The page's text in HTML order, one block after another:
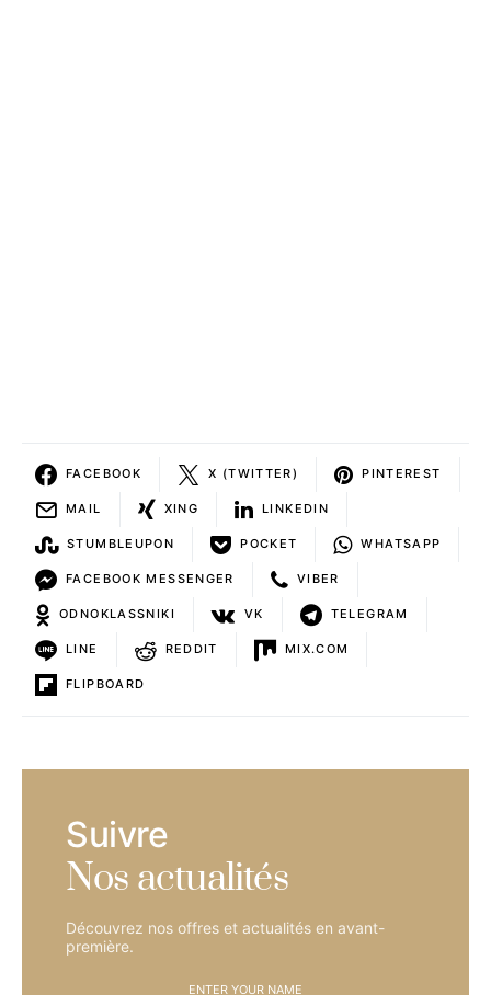
FACEBOOK X (TWITTER) PINTEREST
MAIL XING LINKEDIN
STUMBLEUPON POCKET WHATSAPP
FACEBOOK MESSENGER VIBER
ODNOKLASSNIKI VK TELEGRAM
LINE REDDIT MIX.COM
FLIPBOARD
Suivre
Nos actualités
Découvrez nos offres et actualités en avant-
première.